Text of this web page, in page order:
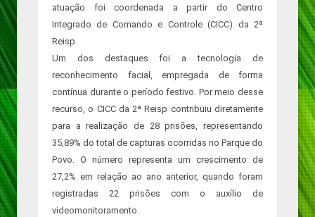
atuação foi coordenada a partir do Centro
Integrado de Comando e Controle (CICC) da 2ª
Reisp.
Um dos destaques foi a tecnologia de
reconhecimento facial, empregada de forma
contínua durante o período festivo. Por meio desse
recurso, o CICC da 2ª Reisp contribuiu diretamente
para a realização de 28 prisões, representando
35,89% do total de capturas ocorridas no Parque do
Povo. O número representa um crescimento de
27,2% em relação ao ano anterior, quando foram
registradas 22 prisões com o auxílio de
videomonitoramento.